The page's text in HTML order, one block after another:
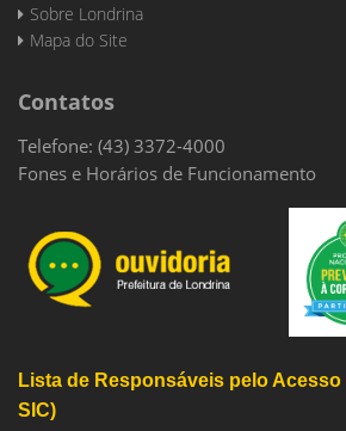
Sobre Londrina
Mapa do Site
Contatos
Telefone: (43) 3372-4000
Fones e Horários de Funcionamento
Lista de Responsáveis pelo Acesso
SIC)